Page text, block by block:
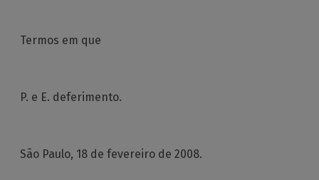
Termos em que
P. e E. deferimento.
São Paulo, 18 de fevereiro de 2008.